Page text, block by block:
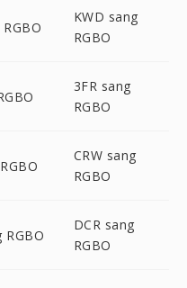
KWD sang
RGBO
3FR sang
RGBO
CRW sang
RGBO
RGBO
DCR sang
RGBO